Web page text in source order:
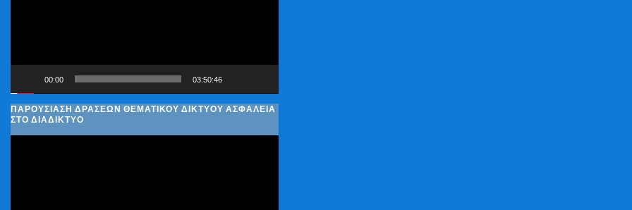
00:00 03:50:46
ΠΑΡΟΥΣΊΑΣΗ ΔΡΆΣΕΩΝ ΘΕΜΑΤΙΚΟΎ ΔΙΚΤΎΟΥ ΑΣΦΆΛΕΙΑ
ΣΤΟ ΔΙΑΔΊΚΤΥΟ